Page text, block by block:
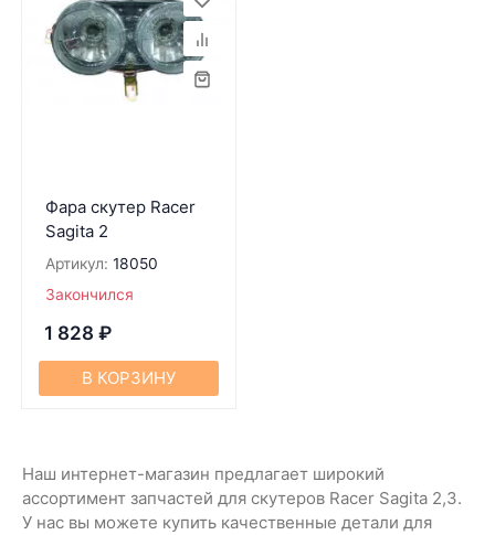
Фара скутер Racer
Sagita 2
Артикул: 18050
Закончился
1 828 ₽
В КОРЗИНУ
Наш интернет-магазин предлагает широкий
ассортимент запчастей для скутеров Racer Sagita 2,3.
У нас вы можете купить качественные детали для